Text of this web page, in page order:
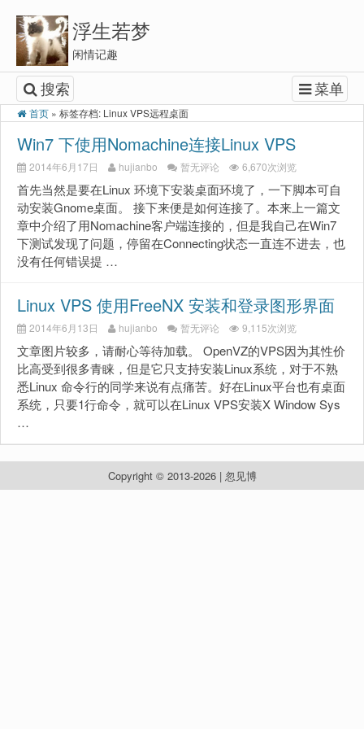
浮生若梦
闲情记趣
搜索 菜单
首页 » 标签存档: Linux VPS远程桌面
Win7 下使用Nomachine连接Linux VPS
2014年6月17日 hujianbo 暂无评论 6,670次浏览
首先当然是要在Linux 环境下安装桌面环境了，一下脚本可自
动安装Gnome桌面。 接下来便是如何连接了。本来上一篇文
章中介绍了用Nomachine客户端连接的，但是我自己在Win7
下测试发现了问题，停留在Connecting状态一直连不进去，也
没有任何错误提 …
Linux VPS 使用FreeNX 安装和登录图形界面
2014年6月13日 hujianbo 暂无评论 9,115次浏览
文章图片较多，请耐心等待加载。 OpenVZ的VPS因为其性价
比高受到很多青睐，但是它只支持安装Linux系统，对于不熟
悉Linux 命令行的同学来说有点痛苦。好在Linux平台也有桌面
系统，只要1行命令，就可以在Linux VPS安装X Window Sys
…
Copyright © 2013-2026 | 忽见博